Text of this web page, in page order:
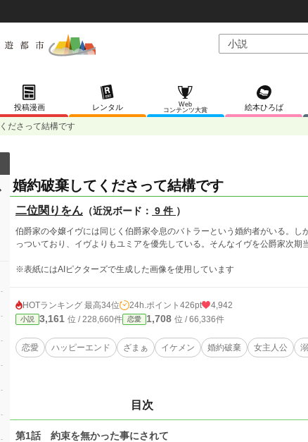
投稿漫画 レンタル
Web
コンテンツ大賞
絵本ひろば
ださって結構です
婚約破棄してくださって結構です
二位関りをん （近況ボード： 9 件 ）
伯爵家の令嬢イヴには同じく伯爵家令息のバトラーという婚約者がいる。し
っついており、イヴよりもユミアを優先している。そんなイヴを公爵家次
※表紙にはAIピクターズで生成した画像を使用しています
HOTランキング 最高34位 24h.ポイント 426pt 4,942
小説 3,161 位 / 228,660件 恋愛 1,708 位 / 66,336件
恋愛 ハッピーエンド ざまぁ イケメン 婚約破棄 女主人公
目次
第1話 約束を無かった事にされて